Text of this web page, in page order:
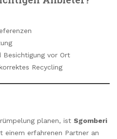
Besichtigung vor Ort
Recycling
planen, ist Sgomberi
einem erfahrenen Partner an